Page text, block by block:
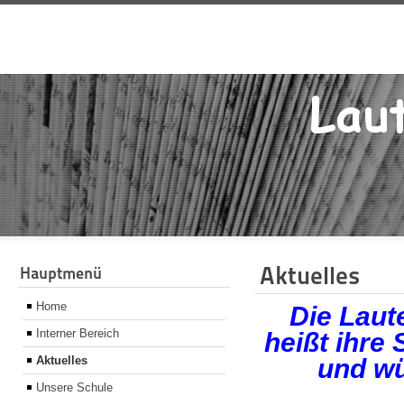
Hauptmenü
Home
Interner Bereich
Aktuelles
Unsere Schule
Aktuelles
Die
heißt ihre
und